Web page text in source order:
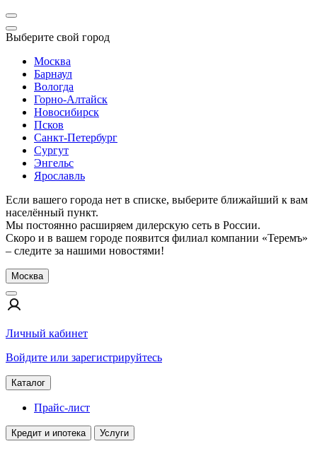
Выберите свой город
Москва
Барнаул
Вологда
Горно-Алтайск
Новосибирск
Псков
Санкт-Петербург
Сургут
Энгельс
Ярославль
Если вашего города нет в списке, выберите ближайший к вам
населённый пункт.
Мы постоянно расширяем дилерскую сеть в России.
Скоро и в вашем городе появится филиал компании «Теремъ»
– следите за нашими новостями!
Москва
Личный кабинет
Войдите или зарегистрируйтесь
Каталог
Прайс-лист
Кредит и ипотека Услуги